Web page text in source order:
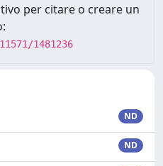
per citare o creare un
1481236
ND
ND